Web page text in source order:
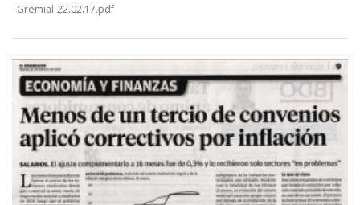
Gremial-22.02.17.pdf